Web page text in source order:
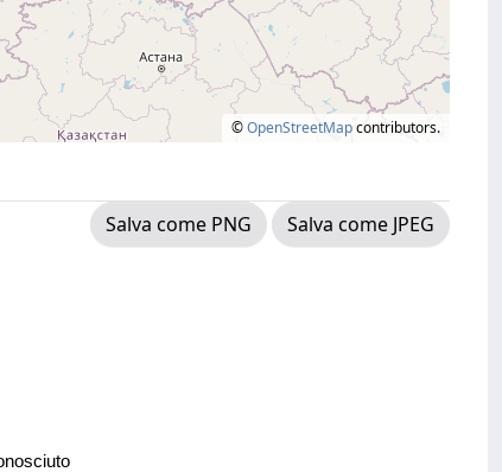
©OpenStreetMapcontributors.
Salva come PNG
Salva come JPEG